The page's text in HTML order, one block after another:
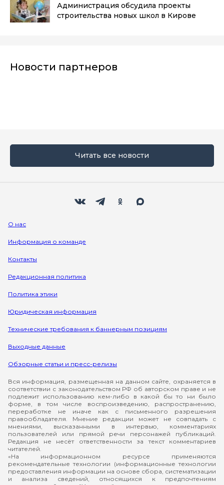
Администрация обсудила проекты
строительства новых школ в Кирове
Новости партнеров
Читать все новости
О нас
Информация о команде
Контакты
Редакционная политика
Политика этики
Юридическая информация
Технические требования к баннерным позициям
Выходные данные
Обзорные статьи и пресс-релизы
Вся информация, размещенная на данном сайте, охраняется в
соответствии с законодательством РФ об авторском праве и не
подлежит использованию кем-либо в какой бы то ни было
форме, в том числе воспроизведению, распространению,
переработке не иначе как с письменного разрешения
правообладателя. Мнение редакции может не совпадать с
мнениями, высказанными в интервью, комментариях
пользователей или прямой речи персонажей публикаций.
Редакция не несёт ответственности за текст комментариев
читателей.
«На информационном ресурсе применяются
рекомендательные технологии (информационные технологии
предоставления информации на основе сбора, систематизации
и анализа сведений, относящихся к предпочтениям